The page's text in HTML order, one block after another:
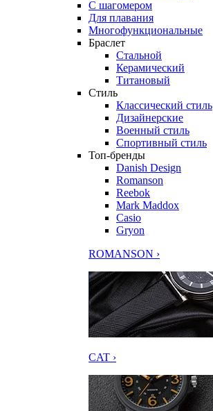
С шагомером
Для плавания
Многофункциональные
Браслет
Стальной
Керамический
Титановый
Стиль
Классический стиль
Дизайнерские
Военный стиль
Спортивный стиль
Топ-бренды
Danish Design
Romanson
Reebok
Mark Maddox
Casio
Gryon
ROMANSON ›
CAT ›